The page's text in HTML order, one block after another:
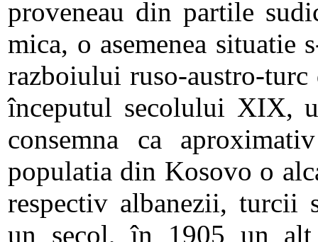
proveneau din partile
mica, o asemenea situatie
razboiului ruso-austro-
începutul secolului XIX,
consemna ca
populatia din Kosovo o
respectiv albanezii, turcii
un secol, în 1905 un alt